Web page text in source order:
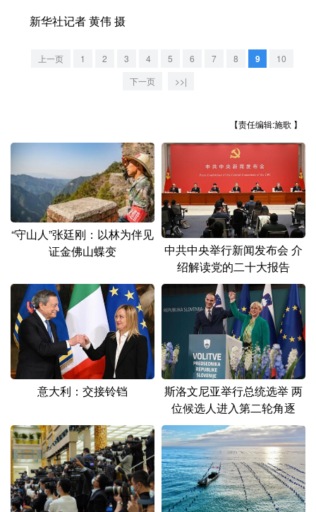
山西
吉林
浙江 安徽 福建 江西
山东 河南 湖北 湖南
广东 广西 海南 重庆
云南 西藏
陕西 甘肃 宁夏
新疆 内蒙古 黑龙江
多语种频道
Français عربى
Русский язык 日本語 한국어
Deutsch Português
新华社记者 黄伟 摄
上一页 1 2 3 4 5 6 7 8 9
10
下一页
>>|
【责任编辑:施歌 】
“守山人”张廷刚：以林为伴见
证金佛山蝶变
中共中央举行新闻发布会 介
绍解读党的二十大报告
意大利：交接铃铛
斯洛文尼亚举行总统选举 两
位候选人进入第二轮角逐